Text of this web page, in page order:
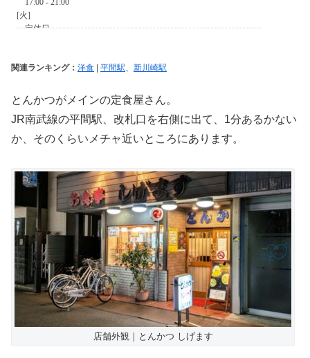
関連ランキング： 洋食 平間駅、 新川崎駅
とんかつがメインの定食屋さん。
JR南武線の平間駅、改札口を右側に出て、1分あるかない
か、そのくらいメチャ近いところにあります。
店舗外観｜とんかつ しげます